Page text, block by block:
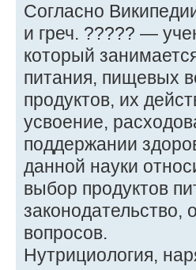
Согласно
и греч. ????? —
который
питания, пищевых
продуктов, их
усвоение,
поддержании
данной науки
выбор продуктов
законодательство,
вопросов.
Нутрициология,